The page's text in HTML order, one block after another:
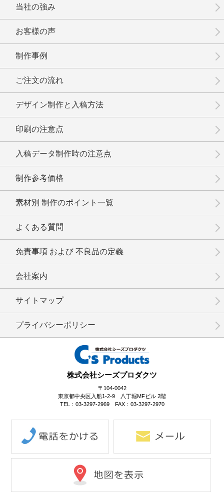
株式会社シーズプロダクツ
〒104-0042
東京都中央区入船1-2-9 八丁堀MFビル 2階
TEL：03-3297-2969 FAX：03-3297-2970
当社の強み
お客様の声
制作事例
ご注文の流れ
デザイン制作と入稿方法
印刷の注意点
入稿データ制作時の注意点
制作参考価格
素材別 制作のポイント一覧
よくある質問
免責事項 および 不良品の定義
会社案内
サイトマップ
プライバシーポリシー